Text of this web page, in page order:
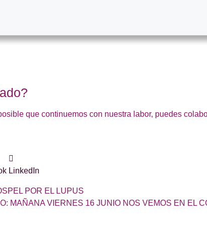
que continuemos con nuestra labor, puedes
LinkedIn
POR EL LUPUS
MAÑANA VIERNES 16 JUNIO NOS VEMOS EN EL